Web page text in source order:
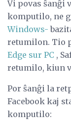
Vi povas ŝanĝi
komputilo, ne
Windows-
retumilon. Tio
Edge sur PC ,
retumilo, kiun
Por ŝanĝi la
Facebook kaj
komputilo: